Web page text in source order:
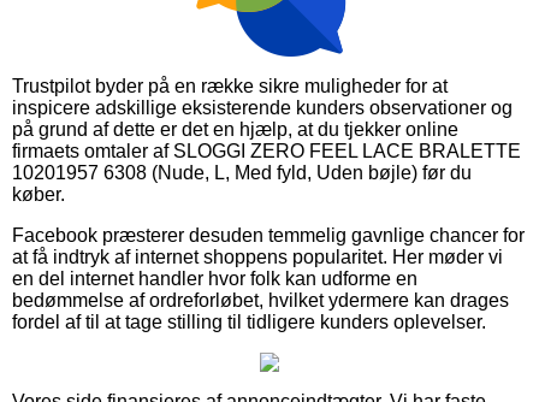
Trustpilot byder på en række sikre muligheder for at
inspicere adskillige eksisterende kunders observationer og
på grund af dette er det en hjælp, at du tjekker online
firmaets omtaler af SLOGGI ZERO FEEL LACE BRALETTE
10201957 6308 (Nude, L, Med fyld, Uden bøjle) før du
køber.
Facebook præsterer desuden temmelig gavnlige chancer for
at få indtryk af internet shoppens popularitet. Her møder vi
en del internet handler hvor folk kan udforme en
bedømmelse af ordreforløbet, hvilket ydermere kan drages
fordel af til at tage stilling til tidligere kunders oplevelser.